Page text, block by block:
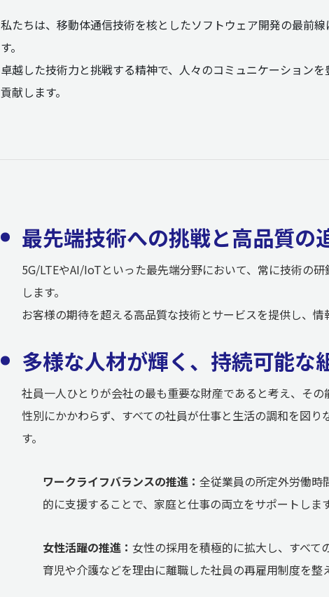
私たちは、移動体通信技術を核としたソフトウェア開発の最前
す。
卓越した技術力と挑戦する精神で、人々のコミュニケーション
貢献します。
最先端技術への挑戦と高品質の
5G/LTEやAI/IoTといった最先端分野において、常に技術の
します。
お客様の期待を超える高品質な技術とサービスを提供し、
多様な人材が輝く、持続可能な
社員一人ひとりが会社の最も重要な財産であると考え、そ
性別にかかわらず、すべての社員が仕事と生活の調和を図
す。
ワークライフバランスの推進：全従業員の所定外労働時
的に支援することで、家庭と仕事の両立をサポートしま
女性活躍の推進：女性の採用を積極的に拡大し、すべ
育児や介護などを理由に離職した社員の再雇用制度を